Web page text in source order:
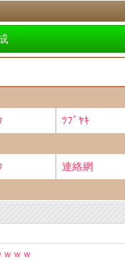
ﾂﾌﾞﾔｷ
連絡網
ｗｗｗ